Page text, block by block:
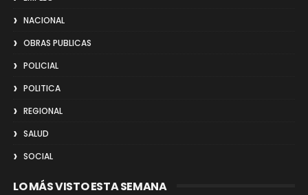
NACIONAL
OBRAS PUBLICAS
POLICIAL
POLITICA
REGIONAL
SALUD
SOCIAL
LO MÁS VISTO ESTA SEMANA